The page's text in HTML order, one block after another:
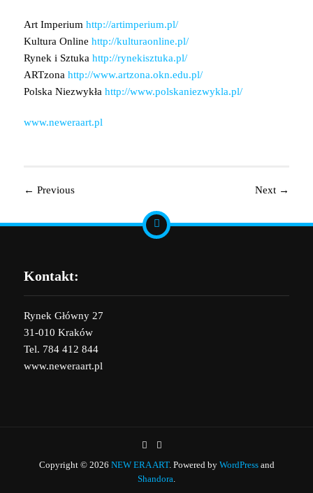
Art Imperium http://artimperium.pl/
Kultura Online http://kulturaonline.pl/
Rynek i Sztuka http://rynekisztuka.pl/
ARTzona http://www.artzona.okn.edu.pl/
Polska Niezwykła http://www.polskaniezwykla.pl/
www.neweraart.pl
← Previous Next →
Kontakt:
Rynek Główny 27
31-010 Kraków
Tel. 784 412 844
www.neweraart.pl
Copyright © 2026 NEW ERA ART. Powered by WordPressand
Shandora.